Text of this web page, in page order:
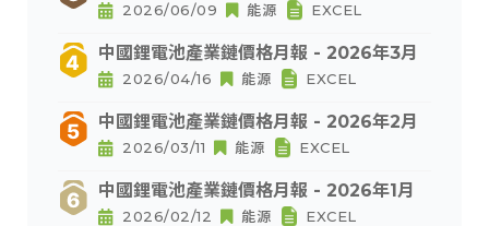
2026/06/09 能源 EXCEL
中國鋰電池產業鏈價格月報 - 2026年3月
2026/04/16 能源 EXCEL
中國鋰電池產業鏈價格月報 - 2026年2月
2026/03/11 能源 EXCEL
中國鋰電池產業鏈價格月報 - 2026年1月
2026/02/12 能源 EXCEL